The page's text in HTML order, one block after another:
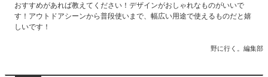
おすすめがあれば教えてください！デザインがおしゃれなものがいいで
す！アウトドアシーンから普段使いまで、幅広い用途で使えるものだと嬉
しいです！
野に行く。編集部